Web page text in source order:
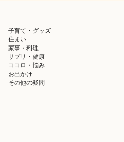
子育て・グッズ
住まい
家事・料理
サプリ・健康
ココロ・悩み
お出かけ
その他の疑問